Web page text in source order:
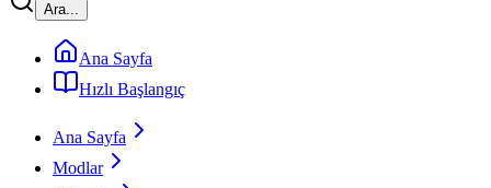
Ara...
Ana Sayfa
Hızlı Başlangıç
Ana Sayfa
Modlar